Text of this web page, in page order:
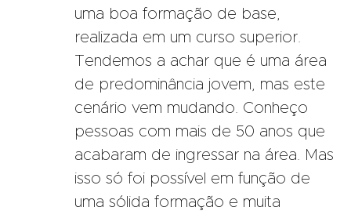
uma boa formação de base,
realizada em um curso superior.
Tendemos a achar que é uma área
de predominância jovem, mas este
cenário vem mudando. Conheço
pessoas com mais de 50 anos que
acabaram de ingressar na área. Mas
isso só foi possível em função de
uma sólida formação e muita